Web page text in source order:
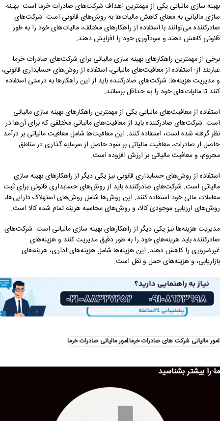
بهینه سازی مالیاتی یکی از مهمترین اهداف شرکت‌های صادرات خرما است. بهینه
سازی مالیاتی به معنای کاهش مالیات‌ها به روش‌های قانونی است. شرکت‌های
صادرکننده می‌توانند با استفاده از راهکارهای مختلف، مالیات‌های خود را به طور
قانونی کاهش دهند و سودآوری خود را افزایش دهند.
برخی از مهمترین راهکارهای بهینه سازی مالیاتی برای شرکت‌های صادرات خرما
عبارتند از: استفاده از معافیت‌های مالیاتی، استفاده از روش‌های حسابداری قانونی،
و مدیریت هزینه‌ها. شرکت‌های صادرکننده باید از این راهکارها به درستی استفاده
کنند تا مالیات‌های خود را به حداقل برسانند.
استفاده از معافیت‌های مالیاتی یکی از مهمترین راهکارهای بهینه سازی مالیاتی
است. شرکت‌های صادرکننده باید از معافیت‌های مالیاتی مختلفی که برای آن‌ها در
نظر گرفته شده است، استفاده کنند. این معافیت‌ها شامل معافیت مالیاتی بر درآمد
حاصل از صادرات، معافیت مالیاتی بر سود حاصل از سرمایه گذاری در مناطق
محروم، و معافیت مالیاتی بر ارزش افزوده است.
استفاده از روش‌های حسابداری قانونی نیز یکی دیگر از راهکارهای بهینه سازی
مالیاتی است. شرکت‌های صادرکننده باید از روش‌های حسابداری قانونی برای ثبت
معاملات مالی خود استفاده کنند. این روش‌ها شامل روش‌های استهلاک دارایی‌ها،
روش‌های ارزیابی موجودی کالا، و روش‌های محاسبه هزینه تمام شده کالا است.
مدیریت هزینه‌ها نیز یکی دیگر از راهکارهای بهینه سازی مالیاتی است. شرکت‌های
صادرکننده باید هزینه‌های خود را به طور دقیق مدیریت کنند و هزینه‌های
غیرضروری را کاهش دهند. این هزینه‌ها شامل هزینه‌های اداری، هزینه‌های
بازاریابی، و هزینه‌های حمل و نقل است.
امور مالیاتی شرکت های صادرات خرماامور مالیاتی صادرات خرما
ما را بیشتر بشناسید